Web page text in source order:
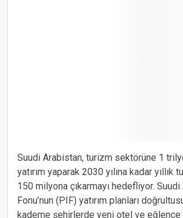
Suudi Arabistan, turizm sektörüne 1
yatırım yaparak 2030 yılına kadar yıllık
150 milyona çıkarmayı hedefliyor.
Fonu’nun (PIF) yatırım planları
kademe şehirlerde yeni otel ve eğlence